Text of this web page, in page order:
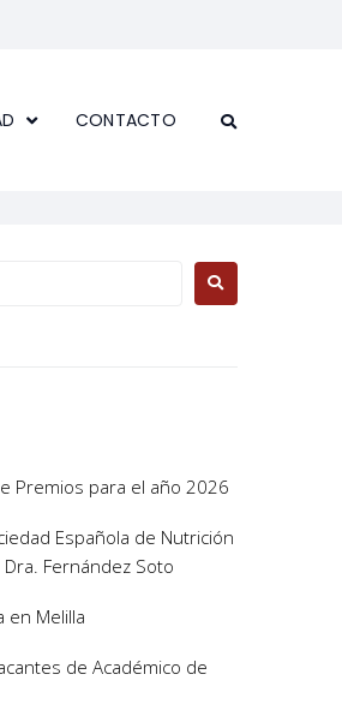
CONTACTO
Premios para el año 2026
Española de Nutrición
Fernández Soto
en Melilla
de Académico de